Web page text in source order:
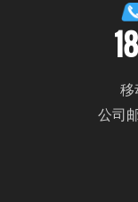
移
公司